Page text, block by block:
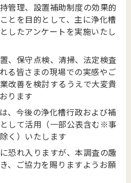
管理、設置補助制度の効果的
とを目的として、主に浄化槽
したアンケートを実施いたし
、保守点検、清掃、法定検査
る皆さまの現場での実感やご
改善を検討するうえで大変貴
ります
、今後の浄化槽行政および補
して活用（一部公表含む※事
く）いたします
恐れ入りますが、本調査の趣
、ご協力を賜りますようお願